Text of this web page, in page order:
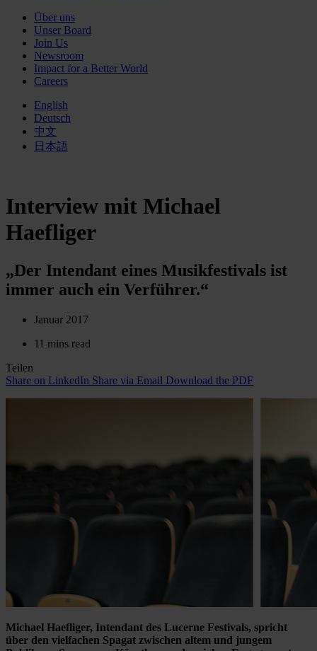
Über uns
Unser Board
Join Us
Newsroom
Impact for a Better World
Careers
English
Deutsch
中文
日本語
Interview mit Michael
Haefliger
„Der Intendant eines Musikfestivals ist
immer auch ein Verführer.“
Januar 2017
11 mins read
Teilen
Share on LinkedIn Share via Email Download the PDF
Michael Haefliger, Intendant des Lucerne Festivals, spricht
über den vielfachen Spagat zwischen altem und jungem